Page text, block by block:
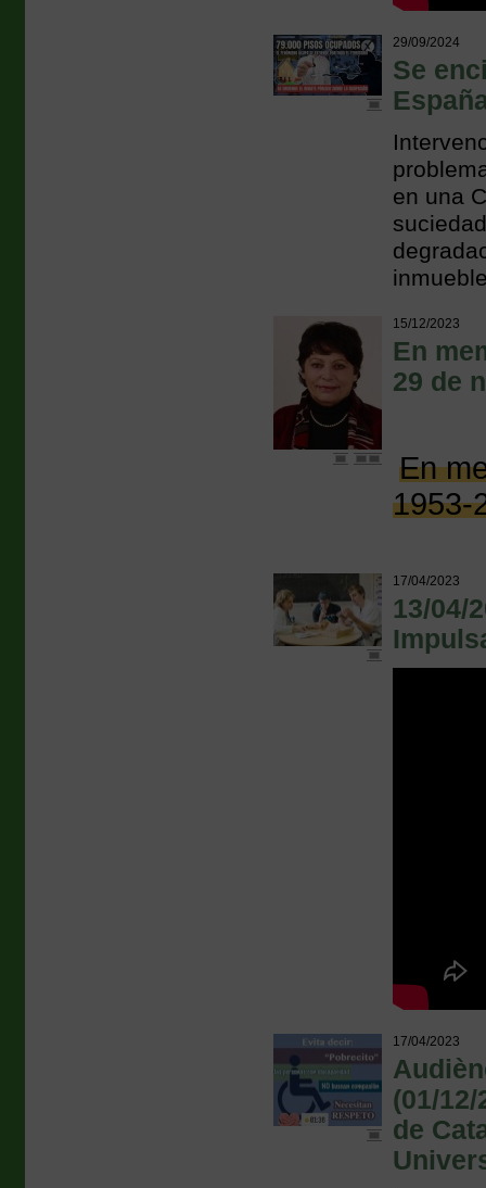
29/09/2024
Se
en una
15/12/2023
En
29 de
En
1953-
17/04/2023
13/04/
17/04/2023
(01/
de